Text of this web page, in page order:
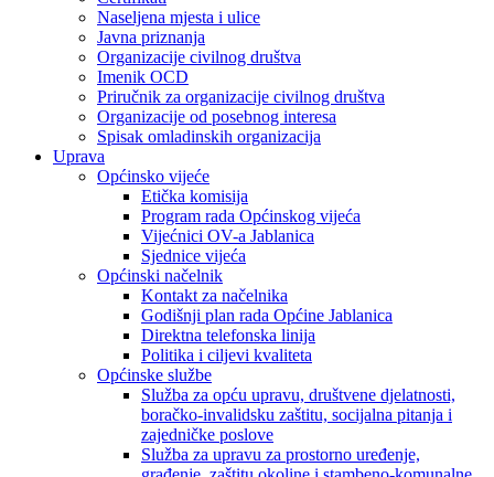
Naseljena mjesta i ulice
Javna priznanja
Organizacije civilnog društva
Imenik OCD
Priručnik za organizacije civilnog društva
Organizacije od posebnog interesa
Spisak omladinskih organizacija
Uprava
Općinsko vijeće
Etička komisija
Program rada Općinskog vijeća
Vijećnici OV-a Jablanica
Sjednice vijeća
Općinski načelnik
Kontakt za načelnika
Godišnji plan rada Općine Jablanica
Direktna telefonska linija
Politika i ciljevi kvaliteta
Općinske službe
Služba za opću upravu, društvene djelatnosti,
boračko-invalidsku zaštitu, socijalna pitanja i
zajedničke poslove
Služba za upravu za prostorno uređenje,